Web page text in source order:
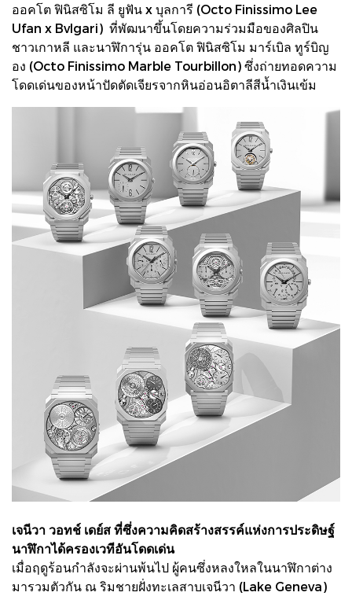
ออคโต ฟินิสซิโม ลี ยูฟัน x บุลการี (Octo Finissimo Lee
Ufan x Bvlgari) ที่พัฒนาขึ้นโดยความร่วมมือของศิลปิน
ชาวเกาหลี และนาฬิการุ่น ออคโต ฟินิสซิโม มาร์เบิล ทูร์บิญ
อง (Octo Finissimo Marble Tourbillon) ซึ่งถ่ายทอดความ
โดดเด่นของหน้าปัดตัดเจียรจากหินอ่อนอิตาลีสีน้ำเงินเข้ม
เจนีวา วอทช์ เดย์ส ที่ซึ่งความคิดสร้างสรรค์แห่งการประดิษฐ์
นาฬิกาได้ครองเวทีอันโดดเด่น
เมื่อฤดูร้อนกำลังจะผ่านพ้นไป ผู้คนซึ่งหลงใหลในนาฬิกาต่าง
มารวมตัวกัน ณ ริมชายฝั่งทะเลสาบเจนีวา (Lake Geneva)